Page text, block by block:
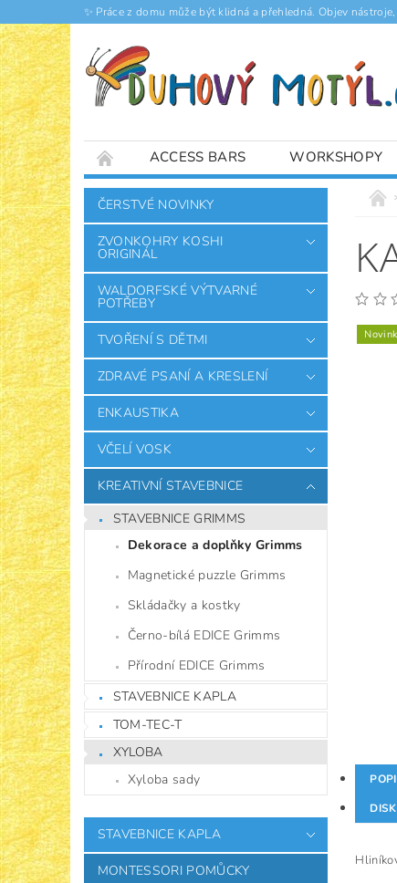
✨ Práce z domu může být klidná a přehledná. Objev
ACCESS BARS WORKSHOPY
ČLÁNKY
ČERSTVÉ NOVINKY
ZVONKOHRY KOSHI
ORIGINÁL
WALDORFSKÉ VÝTVARNÉ
POTŘEBY
TVOŘENÍ S DĚTMI
ZDRAVÉ PSANÍ A KRESLENÍ
ENKAUSTIKA
VČELÍ VOSK
KREATIVNÍ STAVEBNICE
STAVEBNICE GRIMMS
Dekorace a doplňky Grimms
Magnetické puzzle Grimms
Skládačky a kostky
Černo-bílá EDICE Grimms
Přírodní EDICE Grimms
STAVEBNICE KAPLA
TOM-TEC-T
XYLOBA
Xyloba sady
STAVEBNICE KAPLA
MONTESSORI POMŮCKY